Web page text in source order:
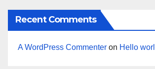
Recent Comments
A WordPress Commenter on Hello